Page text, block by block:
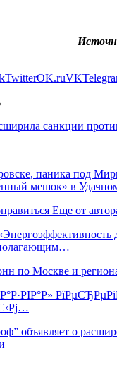
TwitterOK.ruVK
санкции
паника под
мешок» в
Еще от
по Москве и
объявляет о